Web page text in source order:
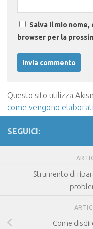
Salva il mio
browser per la
Questo sito utilizza
come vengono
SEGUICI:
Strumento di
Come